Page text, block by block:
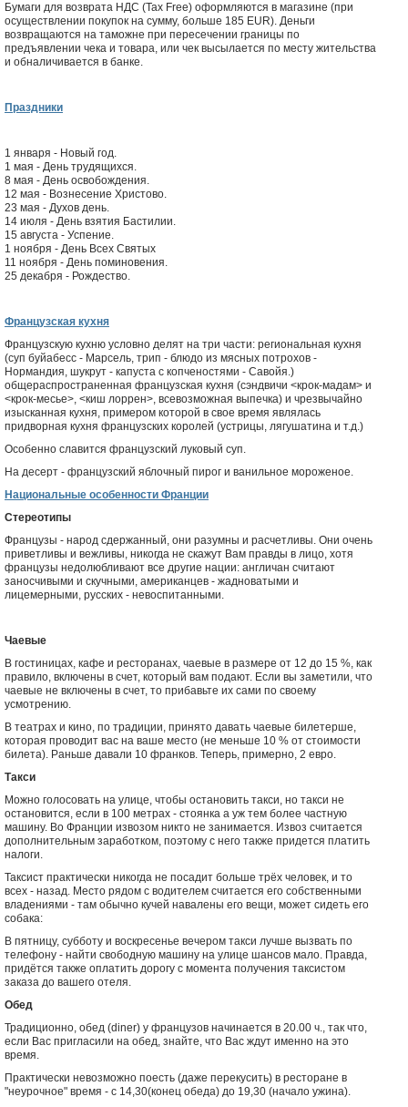
Бумаги для возврата НДС (Tax Free) оформляются в магазине (при
осуществлении покупок на сумму, больше 185 EUR). Деньги
возвращаются на таможне при пересечении границы по
предъявлении чека и товара, или чек высылается по месту жительства
и обналичивается в банке.
Праздники
1 января - Новый год.
1 мая - День трудящихся.
8 мая - День освобождения.
12 мая - Вознесение Христово.
23 мая - Духов день.
14 июля - День взятия Бастилии.
15 августа - Успение.
1 ноября - День Всех Святых
11 ноября - День поминовения.
25 декабря - Рождество.
Французская кухня
Французскую кухню условно делят на три части: региональная кухня
(суп буйабесс - Марсель, трип - блюдо из мясных потрохов -
Нормандия, шукрут - капуста с копченостями - Савойя.)
общераспространенная французская кухня (сэндвичи <крок-мадам> и
<крок-месье>, <киш лоррен>, всевозможная выпечка) и чрезвычайно
изысканная кухня, примером которой в свое время являлась
придворная кухня французских королей (устрицы, лягушатина и т.д.)
Особенно славится французский луковый суп.
На десерт - французский яблочный пирог и ванильное мороженое.
Национальные особенности Франции
Стереотипы
Французы - народ сдержанный, они разумны и расчетливы. Они очень
приветливы и вежливы, никогда не скажут Вам правды в лицо, хотя
французы недолюбливают все другие нации: англичан считают
заносчивыми и скучными, американцев - жадноватыми и
лицемерными, русских - невоспитанными.
Чаевые
В гостиницах, кафе и ресторанах, чаевые в размере от 12 до 15 %, как
правило, включены в счет, который вам подают. Если вы заметили, что
чаевые не включены в счет, то прибавьте их сами по своему
усмотрению.
В театрах и кино, по традиции, принято давать чаевые билетерше,
которая проводит вас на ваше место (не меньше 10 % от стоимости
билета). Раньше давали 10 франков. Теперь, примерно, 2 евро.
Такси
Можно голосовать на улице, чтобы остановить такси, но такси не
остановится, если в 100 метрах - стоянка а уж тем более частную
машину. Во Франции извозом никто не занимается. Извоз считается
дополнительным заработком, поэтому с него также придется платить
налоги.
Таксист практически никогда не посадит больше трёх человек, и то
всех - назад. Место рядом с водителем считается его собственными
владениями - там обычно кучей навалены его вещи, может сидеть его
собака:
В пятницу, субботу и воскресенье вечером такси лучше вызвать по
телефону - найти свободную машину на улице шансов мало. Правда,
придётся также оплатить дорогу с момента получения таксистом
заказа до вашего отеля.
Обед
Традиционно, обед (diner) у французов начинается в 20.00 ч., так что,
если Вас пригласили на обед, знайте, что Вас ждут именно на это
время.
Практически невозможно поесть (даже перекусить) в ресторане в
"неурочное" время - с 14,30(конец обеда) до 19,30 (начало ужина).